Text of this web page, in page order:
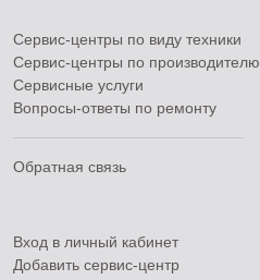
Сервис-центры по виду техники
Сервис-центры по производителю
Сервисные услуги
Вопросы-ответы по ремонту
Обратная связь
Вход в личный кабинет
Добавить сервис-центр